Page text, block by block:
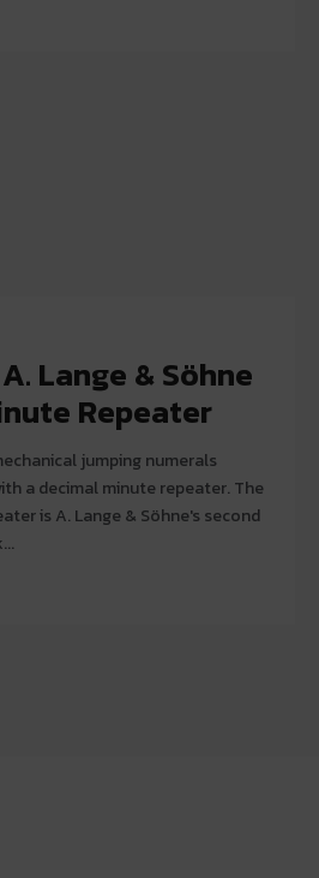
Lange & Söhne
Repeater
a decimal minute repeater. The
is A. Lange & Söhne's second